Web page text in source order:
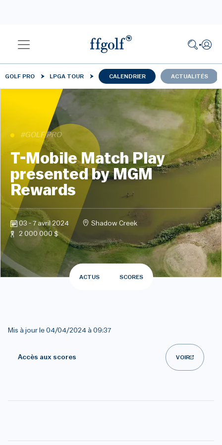
GOLF PRO LPGA TOUR CALENDRIER ACTUALITÉS
#GOLF PRO
T-Mobile Match Play
presented by MGM
Rewards
03 - 7 avril 2024
Shadow Creek
2 000 000 $
ACTUS SCORES
Mis à jour le 04/04/2024 à 09:37
Accès aux scores VOIR